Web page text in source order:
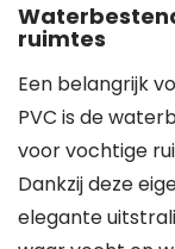
ruimtes
Een belangrijk
PVC is de
voor vochtige
Dankzij deze
elegante